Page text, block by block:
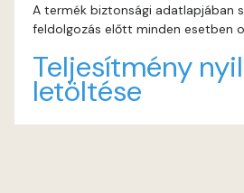
A termék biztonsági adatlapjában
feldolgozás előtt minden esetben
Teljesítmény
letöltése